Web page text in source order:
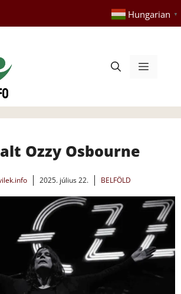
Hungarian ▼
Menü
Ozzy Osbourne
2025. július 22. BELFÖLD